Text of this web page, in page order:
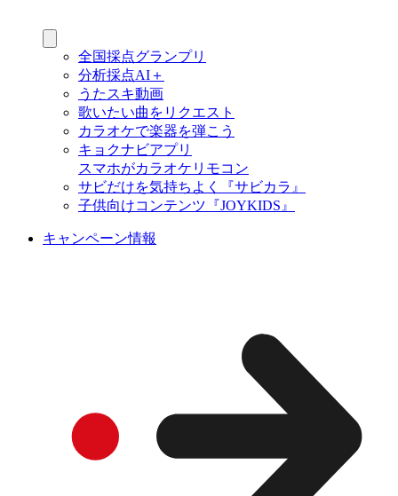
全国採点グランプリ
分析採点AI＋
うたスキ動画
歌いたい曲をリクエスト
カラオケで楽器を弾こう
キョクナビアプリ
スマホがカラオケリモコン
サビだけを気持ちよく『サビカラ』
子供向けコンテンツ『JOYKIDS』
キャンペーン情報